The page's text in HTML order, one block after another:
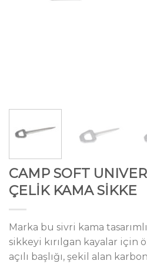
CAMP SOFT
ÇELİK KAMA SİKKE
Marka bu sivri kama
sikkeyi kırılgan kayalar için
açılı başlığı, şekil alan